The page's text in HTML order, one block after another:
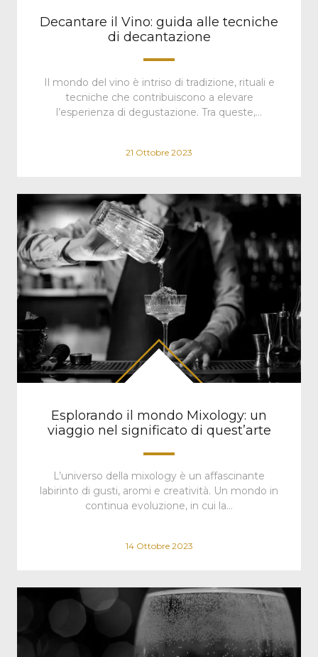
Decantare il Vino: guida alle tecniche
di decantazione
Il mondo del vino è intriso di tradizione, rituali e
tecniche che contribuiscono a elevare
l’esperienza di degustazione. Tra queste,…
21 Ottobre 2023
Esplorando il mondo Mixology: un
viaggio nel significato di quest’arte
L’universo della mixology è un affascinante
labirinto di gusti, aromi e creatività. Un mondo in
continua evoluzione, in cui la…
14 Ottobre 2023